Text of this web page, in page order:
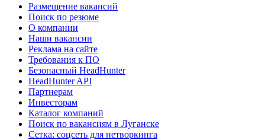
Размещение вакансий
Поиск по резюме
О компании
Наши вакансии
Реклама на сайте
Требования к ПО
Безопасный HeadHunter
HeadHunter API
Партнерам
Инвесторам
Каталог компаний
Поиск по вакансиям в Луганске
Сетка: соцсеть для нетворкинга